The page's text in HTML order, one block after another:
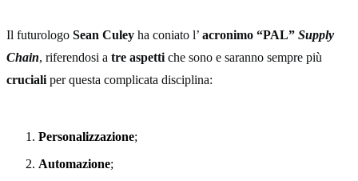
Il futurologo Sean Culey ha coniato l’ acronimo “PAL” Supply
Chain, riferendosi a tre aspetti che sono e saranno sempre più
cruciali per questa complicata disciplina:
Personalizzazione;
Automazione;